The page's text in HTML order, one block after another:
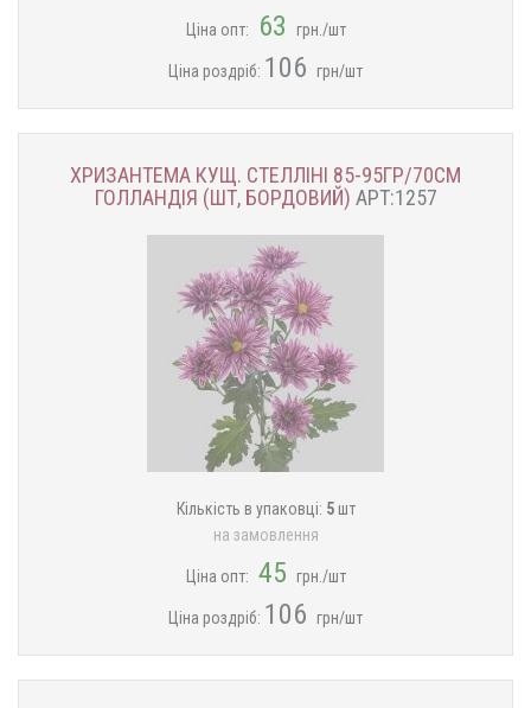
Ціна опт: 63 грн./шт
Ціна роздріб: 106 грн/шт
ХРИЗАНТЕМА КУЩ. СТЕЛЛІНІ 85-95ГР/70СМ
ГОЛЛАНДІЯ (ШТ, БОРДОВИЙ) АРТ:1257
Кількість в упаковці: 5шт
на замовлення
Ціна опт: 45 грн./шт
Ціна роздріб: 106 грн/шт